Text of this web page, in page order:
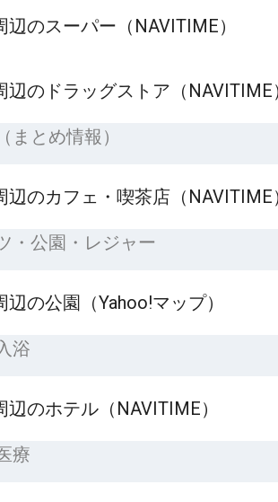
辺のスーパー（NAVITIME）
辺のドラッグストア（NAVITIME
まとめ情報）
辺のカフェ・喫茶店（NAVITIME
・公園・レジャー
辺の公園（Yahoo!マップ）
浴
辺のホテル（NAVITIME）
療